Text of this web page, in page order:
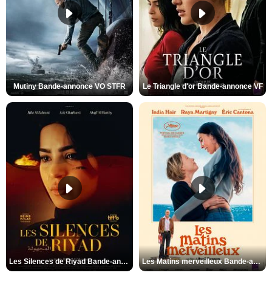
Mutiny Bande-annonce VO STFR Le Triangle d'or Bande-annonce VF
Les Silences de Riyad Bande-annonce VO STFR Les Matins merveilleux Bande-annonce VF